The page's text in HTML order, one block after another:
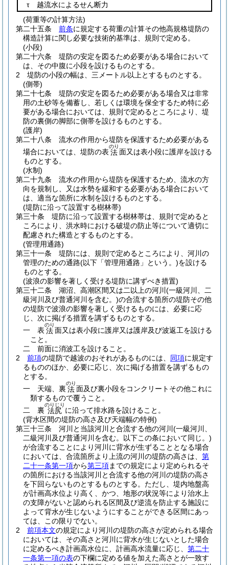
τ 越流水によるせん断力
(荷重等の計算方法)
第二十五条
前条に規定する荷重の計算その他高規格堤防の
構造計算に関し必要な技術的基準は、規則で定める。
(小段)
第二十六条
堤防の安定を図るため必要がある場合において
は、その中腹に小段を設けるものとする。
2
堤防の小段の幅は、三メートル以上とするものとする。
(側帯)
第二十七条
堤防の安定を図るため必要がある場合又は非常
用の土砂等を備蓄し、若しくは環境を保全するため特に必
要がある場合においては、規則で定めるところにより、堤
防の裏側の脚部に側帯を設けるものとする。
(護岸)
第二十八条
流水の作用から堤防を保護するため必要がある
場合においては、堤防の表法
のり
面又は表小段に護岸を設ける
ものとする。
(水制)
第二十九条
流水の作用から堤防を保護するため、流水の方
向を規制し、又は水勢を緩和する必要がある場合において
は、適当な箇所に水制を設けるものとする。
(堤防に沿って設置する樹林帯)
第三十条
堤防に沿って設置する樹林帯は、規則で定めると
ころにより、洪水時における破堤の防止等について適切に
配慮された構造とするものとする。
(管理用通路)
第三十一条
堤防には、規則で定めるところにより、河川の
管理のための通路(以下「管理用通路」という。)を設ける
ものとする。
(波浪の影響を著しく受ける堤防に講ずべき措置)
第三十二条
湖沼、高潮区間又は二以上の河川 (一級河川、二
級河川及び普通河川を含む。)の合流する箇所の堤防その他
の堤防で波浪の影響を著しく受けるものには、必要に応
じ、次に掲げる措置を講ずるものとする。
一
表法
のり
面又は表小段に護岸又は護岸及び波返工を設ける
こと。
二
前面に消波工を設けること。
2
前項の堤防で越波のおそれがあるものには、 同項に規定す
るもののほか、必要に応じ、次に掲げる措置を講ずるもの
とする。
一
天端、裏法
のり
面及び裏小段をコンクリートその他これに
類するもので覆うこと。
二
裏 法尻
のりじり
に沿って排水路を設けること。
(背水区間の堤防の高さ及び天端幅の特例)
第三十三条
河川と当該河川と合流する他の河川 (一級河川、
二級河川及び普通河川を含む。以下この条において同じ。)
が合流することにより河川に背水が生ずることとなる場合
においては、合流箇所より上流の河川の堤防の高さは、 第
二十一条第一項から第三項までの規定により定められるそ
の箇所における当該河川と合流する他の河川の堤防の高さ
を下回らないものとするものとする。 ただし、堤内地盤高
が計画高水位より高く、かつ、地形の状況等により治水上
の支障がないと認められる区間及び逆流を防止する施設に
よって背水が生じないようにすることができる区間にあっ
ては、この限りでない。
2
前項本文の規定により河川の堤防の高さが定められる場合
においては、その高さと河川に背水が生じないとした場合
に定めるべき計画高水位に、計画高水流量に応じ、 第二十
一条第一項の表の下欄に定める値を加えた高さとが一致す